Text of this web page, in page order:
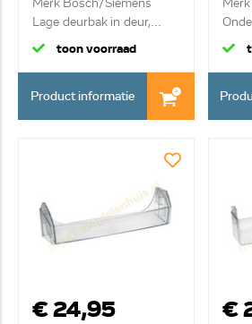
Merk Bosch/Siemens
Lage deurbak in deur,...
toon voorraad
Product informatie
deur
€ 24,95 €